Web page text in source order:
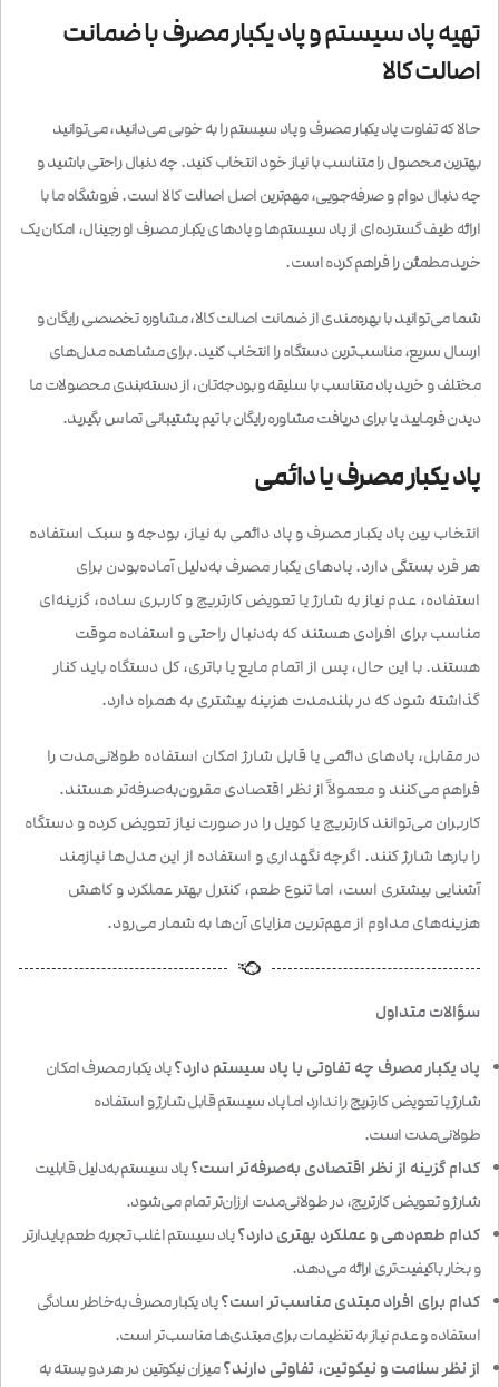
تهیه پاد سیستم و پاد یکبار مصرف با ضمانت
اصالت کالا
حالا که تفاوت پاد یکبار مصرف و پاد سیستم را به خوبی می‌دانید، می‌توانید
بهترین محصول را متناسب با نیاز خود انتخاب کنید. چه دنبال راحتی باشید و
چه دنبال دوام و صرفه‌جویی، مهم‌ترین اصل اصالت کالا است. فروشگاه ما با
ارائه طیف گسترده‌ای از پاد سیستم‌ها و پادهای یکبار مصرف اورجینال، امکان یک
خرید مطمئن را فراهم کرده است.
شما می‌توانید با بهره‌مندی از ضمانت اصالت کالا، مشاوره تخصصی رایگان و
ارسال سریع، مناسب‌ترین دستگاه را انتخاب کنید. برای مشاهده مدل‌های
مختلف وخرید پادمتناسب با سلیقه و بودجه‌تان، از دسته‌بندی محصولات ما
دیدن فرمایید یا برای دریافت مشاوره رایگان با تیم پشتیبانی تماس بگیرید.
پاد یکبار مصرف یا دائمی
انتخاب بین پاد یکبار مصرف و پاد دائمی به نیاز، بودجه و سبک استفاده
هر فرد بستگی دارد. پادهای یکبار مصرف به‌دلیل آماده‌بودن برای
استفاده، عدم نیاز به شارژ یا تعویض کارتریج و کاربری ساده، گزینه‌ای
مناسب برای افرادی هستند که به‌دنبال راحتی و استفاده موقت
هستند. با این حال، پس از اتمام مایع یا باتری، کل دستگاه باید کنار
گذاشته شود که در بلندمدت هزینه بیشتری به همراه دارد.
در مقابل، پادهای دائمی یا قابل شارژ امکان استفاده طولانی‌مدت را
فراهم می‌کنند و معمولاً از نظر اقتصادی مقرون‌به‌صرفه‌تر هستند.
کاربران می‌توانند کارتریج یا کویل را در صورت نیاز تعویض کرده و دستگاه
را بارها شارژ کنند. اگرچه نگهداری و استفاده از این مدل‌ها نیازمند
آشنایی بیشتری است، اما تنوع طعم، کنترل بهتر عملکرد و کاهش
هزینه‌های مداوم از مهم‌ترین مزایای آن‌ها به شمار می‌رود.
سؤالات متداول
پاد یکبار مصرف چه تفاوتی با پاد سیستم دارد؟پاد یکبار مصرف امکان
شارژ یا تعویض کارتریج را ندارد اما پاد سیستم قابل شارژ و استفاده
طولانی‌مدت است.
کدام گزینه از نظر اقتصادی به‌صرفه‌تر است؟پاد سیستم به‌دلیل قابلیت
شارژ و تعویض کارتریج، در طولانی‌مدت ارزان‌تر تمام می‌شود.
کدام طعم‌دهی و عملکرد بهتری دارد؟پاد سیستم اغلب تجربه طعم پایدارتر
و بخار باکیفیت‌تری ارائه می‌دهد.
کدام برای افراد مبتدی مناسب‌تر است؟پاد یکبار مصرف به‌خاطر سادگی
استفاده و عدم نیاز به تنظیمات برای مبتدی‌ها مناسب‌تر است.
از نظر سلامت و نیکوتین، تفاوتی دارند؟میزان نیکوتین در هر دو بسته به